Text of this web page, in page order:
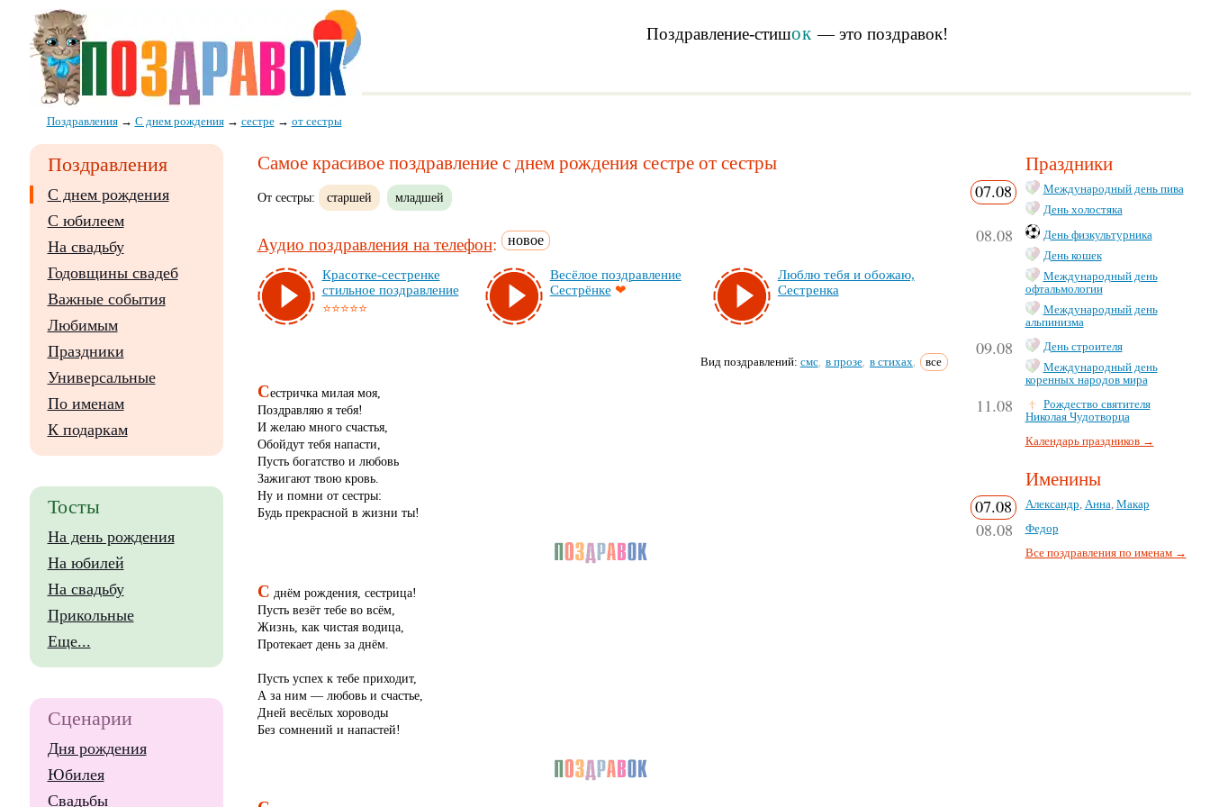
Поздравление-стишок — это поздравок!
Поздравления→ С днем рождения→ сестре→ от сестры
Самое красивое поздравление с днем рождения сестре от сестры
От сестры: старшей младшей
Аудио поздравления на телефон: новое
Кра­сот­ке-сес­трен­ке
стиль­ное поз­драв­ле­ние
⭐⭐⭐⭐⭐
Ве­сё­лое поз­драв­ле­ние
Сес­трён­ке ❤
Люб­лю те­бя и обо­жаю,
Сес­трен­ка
Вид поздравлений: смс, в прозе, в стихах все
Сестричка милая моя,
Поздравляю я тебя!
И желаю много счастья,
Обойдут тебя напасти,
Пусть богатство и любовь
Зажигают твою кровь.
Ну и помни от сестры:
Будь прекрасной в жизни ты!
С днём рождения, сестрица!
Пусть везёт тебе во всём,
Жизнь, как чистая водица,
Протекает день за днём.
Пусть успех к тебе приходит,
А за ним — любовь и счастье,
Дней весёлых хороводы
Без сомнений и напастей!
Поздравления
С днем рождения
С юбилеем
На свадьбу
Годовщины свадеб
Важные события
Любимым
Праздники
Универсальные
По именам
К подаркам
Тосты
На день рождения
На юбилей
На свадьбу
Прикольные
Еще...
Сценарии
Дня рождения
Юбилея
Свадьбы
Праздники
07.08
Международный день пива
День холостяка
08.08
День физкультурника
День кошек
Международный день
офтальмологии
Международный день
альпинизма
09.08
День строителя
Международный день
коренных народов мира
11.08
Рождество святителя
Николая Чудотворца
Календарь праздников →
Именины
07.08 Александр, Анна, Макар
08.08
Федор
Все поздравления по именам →